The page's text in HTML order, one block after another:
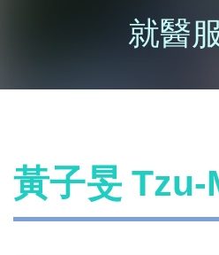
就醫
黃子旻